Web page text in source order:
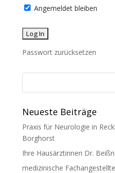
Angemeldet bleiben
Passwort zurücksetzen
Neueste Beiträge
Praxis für Neurologie in
Borghorst
Ihre Hausärztinnen Dr.
medizinische